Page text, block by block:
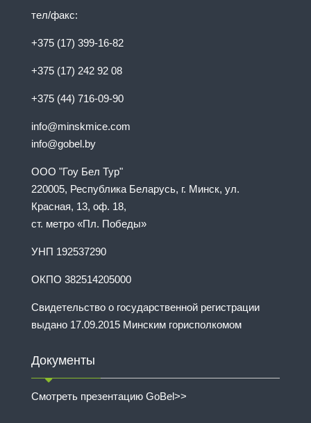
тел/факс:
+375 (17) 399-16-82
+375 (17) 242 92 08
+375 (44) 716-09-90
info@minskmice.com
info@gobel.by
ООО "Гоу Бел Тур"
220005, Республика Беларусь, г. Минск, ул.
Красная, 13, оф. 18,
ст. метро «Пл. Победы»
УНП 192537290
ОКПО 382514205000
Свидетельство о государственной регистрации
выдано 17.09.2015 Минским горисполкомом
Документы
Смотреть презентацию GoBel>>